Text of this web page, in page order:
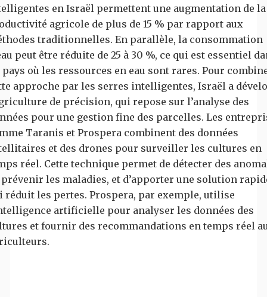
en Israël permettent une augmentation de la
agricole de plus de 15 % par rapport aux
traditionnelles. En parallèle, la consommation
peut être réduite de 25 à 30 %, ce qui est essentiel
où les ressources en eau sont rares. Pour
approche par les serres intelligentes, Israël a
de précision, qui repose sur l’analyse des
pour une gestion fine des parcelles. Les
Taranis et Prospera combinent des données
et des drones pour surveiller les cultures en
réel. Cette technique permet de détecter des
prévenir les maladies, et d’apporter une solution
réduit les pertes. Prospera, par exemple, utilise
artificielle pour analyser les données des
et fournir des recommandations en temps réel